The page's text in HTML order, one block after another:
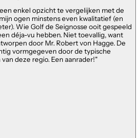
enkel opzicht te vergelijken met de
ogen minstens even kwalitatief (en
Wie Golf de Seignosse ooit gespeeld
déja-vu hebben. Niet toevallig, want
door Mr. Robert von Hagge. De
vormgegeven door de typische
deze regio. Een aanrader!"